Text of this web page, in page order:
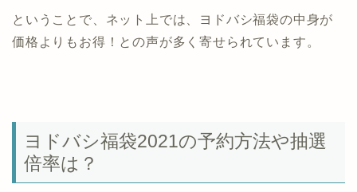
ということで、ネット上では、ヨドバシ福袋の中身が
価格よりもお得！との声が多く寄せられています。
ヨドバシ福袋2021の予約方法や抽選
倍率は？